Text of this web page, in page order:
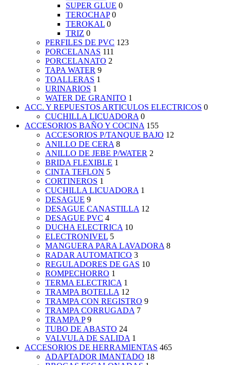
SUPER GLUE 0
TEROCHAP 0
TEROKAL 0
TRIZ 0
PERFILES DE PVC 123
PORCELANAS 111
PORCELANATO 2
TAPA WATER 9
TOALLERAS 1
URINARIOS 1
WATER DE GRANITO 1
ACC. Y REPUESTOS ARTICULOS ELECTRICOS 0
CUCHILLA LICUADORA 0
ACCESORIOS BAÑO Y COCINA 155
ACCESORIOS P/TANQUE BAJO 12
ANILLO DE CERA 8
ANILLO DE JEBE P/WATER 2
BRIDA FLEXIBLE 1
CINTA TEFLON 5
CORTINEROS 1
CUCHILLA LICUADORA 1
DESAGUE 9
DESAGUE CANASTILLA 12
DESAGUE PVC 4
DUCHA ELECTRICA 10
ELECTRONIVEL 5
MANGUERA PARA LAVADORA 8
RADAR AUTOMATICO 3
REGULADORES DE GAS 10
ROMPECHORRO 1
TERMA ELECTRICA 1
TRAMPA BOTELLA 12
TRAMPA CON REGISTRO 9
TRAMPA CORRUGADA 7
TRAMPA P 9
TUBO DE ABASTO 24
VALVULA DE SALIDA 1
ACCESORIOS DE HERRAMIENTAS 465
ADAPTADOR IMANTADO 18